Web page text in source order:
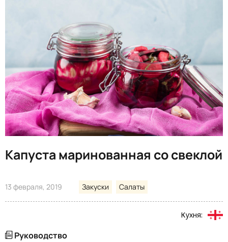
Капуста маринованная со свеклой
13 февраля, 2019 Закуски Салаты
Кухня:
Руководство